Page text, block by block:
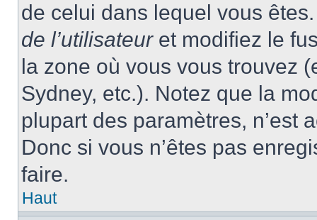
de celui dans lequel vous
de l’utilisateuret modifiez le
la zone où vous vous trouvez
Sydney, etc.). Notez que la
plupart des paramètres, n’est
Donc si vous n’êtes pas
faire.
Haut